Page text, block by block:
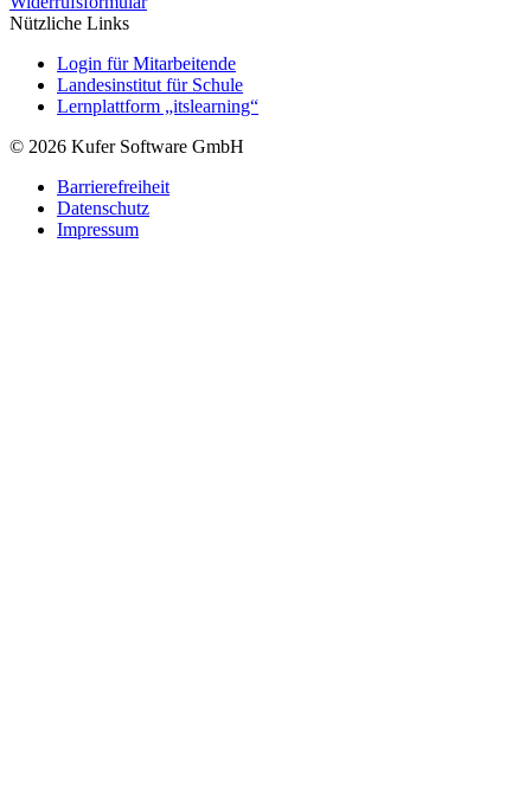
Nützliche Links
Login für Mitarbeitende
Landesinstitut für Schule
Lernplattform „itslearning“
© 2026 Kufer Software GmbH
Barrierefreiheit
Datenschutz
Impressum